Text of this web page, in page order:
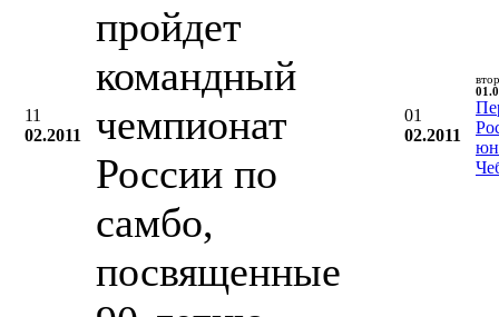
11
02.2011
пройдет
командный
чемпионат
России по
самбо,
посвященные
01
02.2011